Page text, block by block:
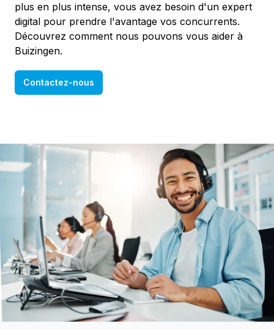
plus en plus intense, vous avez besoin d'un expert
digital pour prendre l'avantage vos concurrents.
Découvrez comment nous pouvons vous aider à
Buizingen.
Contactez-nous